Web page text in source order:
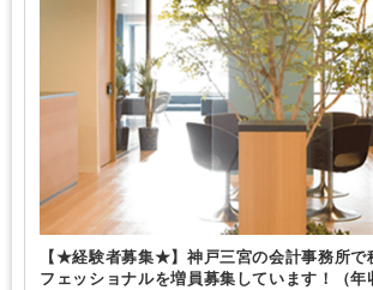
【★経験者募集★】神戸三宮の会計事務所で
フェッショナルを増員募集しています！（年